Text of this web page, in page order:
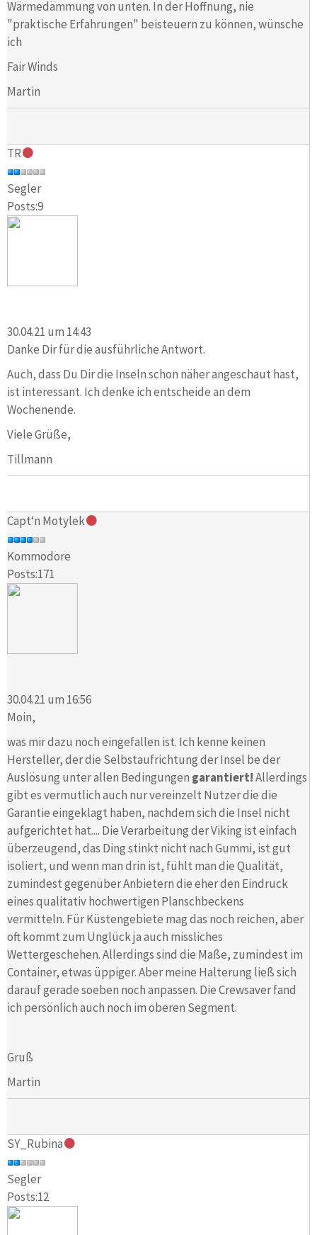
Wärmedämmung von unten. In der Hoffnung, nie
"praktische Erfahrungen" beisteuern zu können, wünsche
ich
Fair Winds
Martin
TR
Segler
Posts:9
30.04.21 um 14:43
Danke Dir für die ausführliche Antwort.
Auch, dass Du Dir die Inseln schon näher angeschaut hast,
ist interessant. Ich denke ich entscheide an dem
Wochenende.
Viele Grüße,
Tillmann
Capt‘n Motylek
Kommodore
Posts:171
30.04.21 um 16:56
Moin,
was mir dazu noch eingefallen ist. Ich kenne keinen
Hersteller, der die Selbstaufrichtung der Insel be der
Auslösung unter allen Bedingungen garantiert!Allerdings
gibt es vermutlich auch nur vereinzelt Nutzer die die
Garantie eingeklagt haben, nachdem sich die Insel nicht
aufgerichtet hat.... Die Verarbeitung der Viking ist einfach
überzeugend, das Ding stinkt nicht nach Gummi, ist gut
isoliert, und wenn man drin ist, fühlt man die Qualität,
zumindest gegenüber Anbietern die eher den Eindruck
eines qualitativ hochwertigen Planschbeckens
vermitteln. Für Küstengebiete mag das noch reichen, aber
oft kommt zum Unglück ja auch missliches
Wettergeschehen. Allerdings sind die Maße, zumindest im
Container, etwas üppiger. Aber meine Halterung ließ sich
darauf gerade soeben noch anpassen. Die Crewsaver fand
ich persönlich auch noch im oberen Segment.
Gruß
Martin
SY_Rubina
Segler
Posts:12